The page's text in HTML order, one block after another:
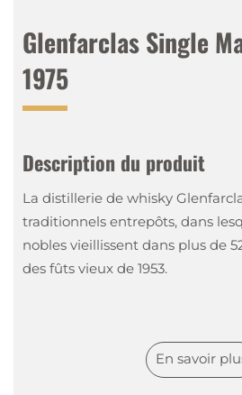
Glenfarclas Single
1975
Description du produit
La distillerie de whisky
traditionnels entrepôts, dans
nobles vieillissent dans plus de
des fûts vieux de 1953.
Single Casks des entrepôts de la
cuvées allant de 1945 à
En savoir